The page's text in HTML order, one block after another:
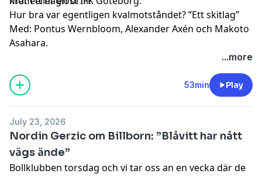
Hur bra var egentligen kvalmotståndet? ”Ett skitlag”
Med: Pontus Wernbloom, Alexander Axén och Makoto
Asahara.
...more
53min Play
July 23, 2026
Nordin Gerzic om Billborn: ”Blåvitt har nått
vägs ände”
Bollklubben torsdag och vi tar oss an en vecka där de